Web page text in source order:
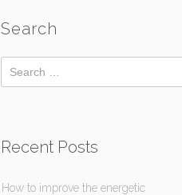
Search
Recent Posts
How to improve the energetic